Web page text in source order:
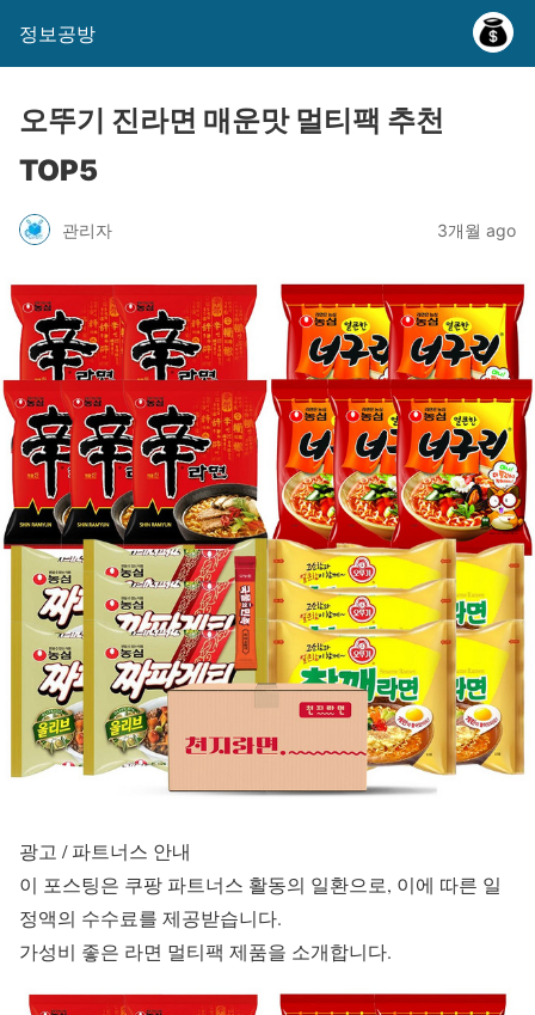
정보공방
오뚜기 진라면 매운맛 멀티팩 추천
TOP5
관리자 3개월 ago
광고 / 파트너스 안내
이 포스팅은 쿠팡 파트너스 활동의 일환으로, 이에 따른 일
정액의 수수료를 제공받습니다.
가성비 좋은 라면 멀티팩 제품을 소개합니다.